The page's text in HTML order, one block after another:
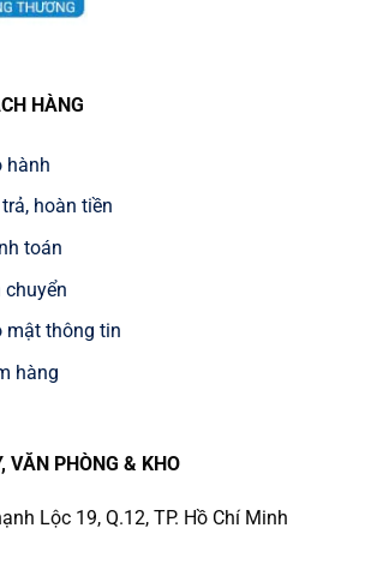
HÀNG
hành
hoàn tiền
toán
chuyển
mật thông tin
hàng
VĂN PHÒNG & KHO
Lộc 19, Q.12, TP. Hồ Chí Minh